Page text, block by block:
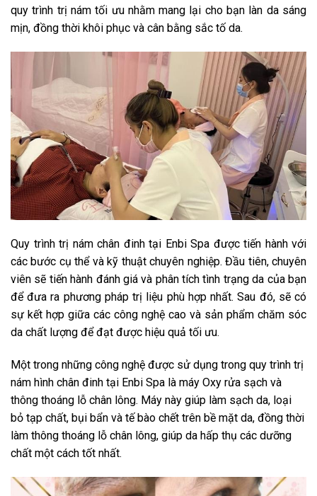
quy trình trị nám tối ưu nhằm mang lại cho bạn làn da sáng
mịn, đồng thời khôi phục và cân bằng sắc tố da.
Quy trình trị nám chân đinh tại Enbi Spa được tiến hành với
các bước cụ thể và kỹ thuật chuyên nghiệp. Đầu tiên, chuyên
viên sẽ tiến hành đánh giá và phân tích tình trạng da của bạn
để đưa ra phương pháp trị liệu phù hợp nhất. Sau đó, sẽ có
sự kết hợp giữa các công nghệ cao và sản phẩm chăm sóc
da chất lượng để đạt được hiệu quả tối ưu.
Một trong những công nghệ được sử dụng trong quy trình trị
nám hình chân đinh tại Enbi Spa là máy Oxy rửa sạch và
thông thoáng lỗ chân lông. Máy này giúp làm sạch da, loại
bỏ tạp chất, bụi bẩn và tế bào chết trên bề mặt da, đồng thời
làm thông thoáng lỗ chân lông, giúp da hấp thụ các dưỡng
chất một cách tốt nhất.